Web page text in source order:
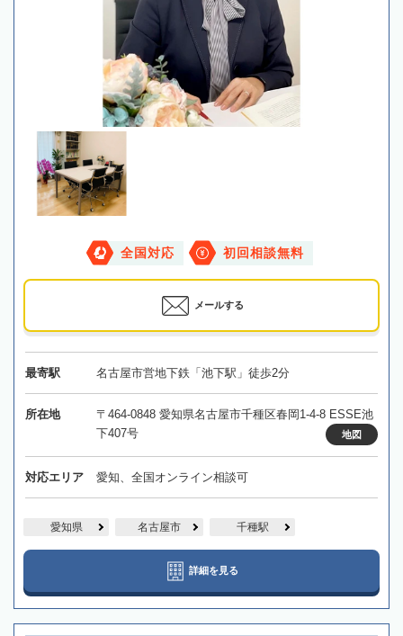
全国対応 初回相談無料
メールする
最寄駅 名古屋市営地下鉄「池下駅」徒歩2分
所在地
〒464-0848 愛知県名古屋市千種区春岡1-4-8 ESSE池
下407号
地図
対応エリア 愛知、全国オンライン相談可
愛知県 名古屋市 千種駅
詳細を見る